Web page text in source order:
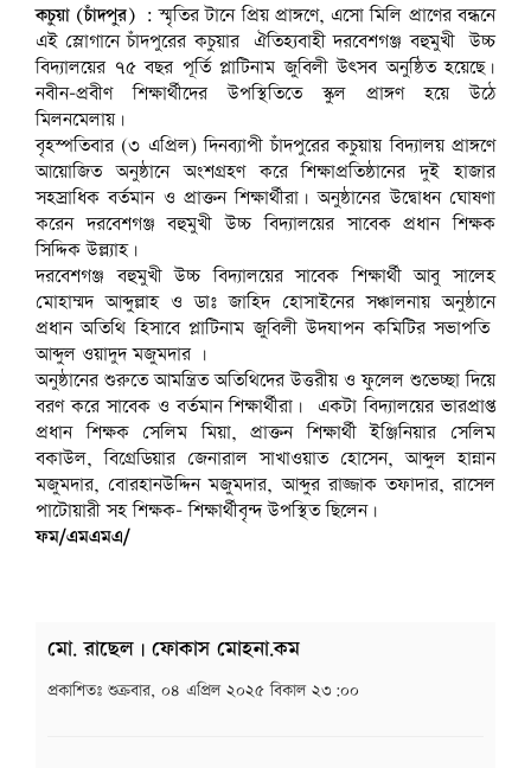
কচুয়া (চাঁদপুর) :স্মৃতির টানে প্রিয় প্রাঙ্গণে, এসো মিলি প্রাণের বন্ধনে
এই স্লোগানে চাঁদপুরের কচুয়ার ঐতিহ্যবাহী দরবেশগঞ্জ বহুমুখী উচ্চ
বিদ্যালয়ের ৭৫ বছর পূর্তি প্লাটিনাম জুবিলী উৎসব অনুষ্ঠিত হয়েছে।
নবীন-প্রবীণ শিক্ষার্থীদের উপস্থিতিতে স্কুল প্রাঙ্গণ হয়ে উঠে
মিলনমেলায়।
বৃহস্পতিবার (৩ এপ্রিল) দিনব্যাপী চাঁদপুরের কচুয়ায় বিদ্যালয় প্রাঙ্গণে
আয়োজিত অনুষ্ঠানে অংশগ্রহণ করে শিক্ষাপ্রতিষ্ঠানের দুই হাজার
সহস্রাধিক বর্তমান ও প্রাক্তন শিক্ষার্থীরা। অনুষ্ঠানের উদ্বোধন ঘোষণা
করেন দরবেশগঞ্জ বহুমুখী উচ্চ বিদ্যালয়ের সাবেক প্রধান শিক্ষক
সিদ্দিক উল্ল্যাহ।
দরবেশগঞ্জ বহুমুখী উচ্চ বিদ্যালয়ের সাবেক শিক্ষার্থী আবু সালেহ
মোহাম্মদ আব্দুল্লাহ ও ডাঃ জাহিদ হোসাইনের সঞ্চালনায় অনুষ্ঠানে
প্রধান অতিথি হিসাবে প্লাটিনাম জুবিলী উদযাপন কমিটির সভাপতি
আব্দুল ওয়াদুদ মজুমদার ।
অনুষ্ঠানের শুরুতে আমন্ত্রিত অতিথিদের উত্তরীয় ও ফুলেল শুভেচ্ছা দিয়ে
বরণ করে সাবেক ও বর্তমান শিক্ষার্থীরা। একটা বিদ্যালয়ের ভারপ্রাপ্ত
প্রধান শিক্ষক সেলিম মিয়া, প্রাক্তন শিক্ষার্থী ইঞ্জিনিয়ার সেলিম
বকাউল, বিগ্রেডিয়ার জেনারাল সাখাওয়াত হোসেন, আব্দুল হান্নান
মজুমদার, বোরহানউদ্দিন মজুমদার, আব্দুর রাজ্জাক তফাদার, রাসেল
পাটোয়ারী সহ শিক্ষক- শিক্ষার্থীবৃন্দ উপস্থিত ছিলেন।
ফম/এমএমএ/
মো. রাছেল | ফোকাস মোহনা.কম
প্রকাশিতঃ শুক্রবার, ০৪ এপ্রিল ২০২৫ বিকাল ২৩:০০